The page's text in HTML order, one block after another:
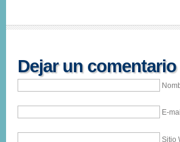
Dejar un comentario
E-
Sitio